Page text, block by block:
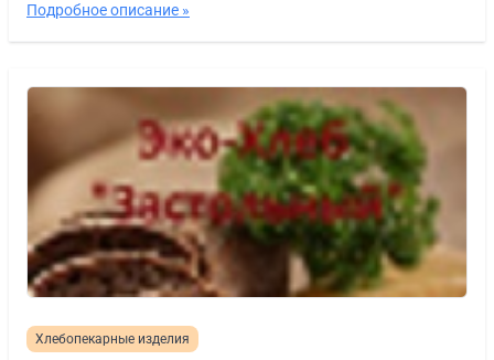
Подробное описание »
Хлебопекарные изделия